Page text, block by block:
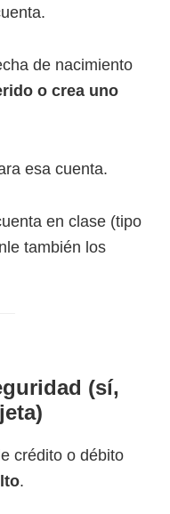
de nacimiento
o crea uno
esa cuenta.
en clase (tipo
también los
(sí,
crédito o débito
.